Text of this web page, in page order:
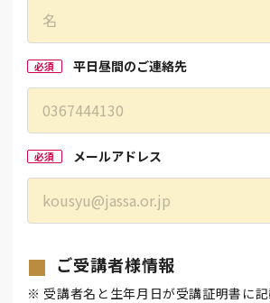
必須 平日昼間のご連絡先
必須 メールアドレス
ご受講者様情報
※ 受講者名と生年月日が受講証明書に